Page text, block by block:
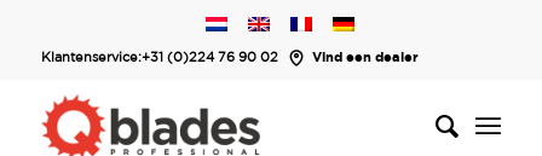
Klantenservice:+31 (0)224 76 90 02 Vind een dealer